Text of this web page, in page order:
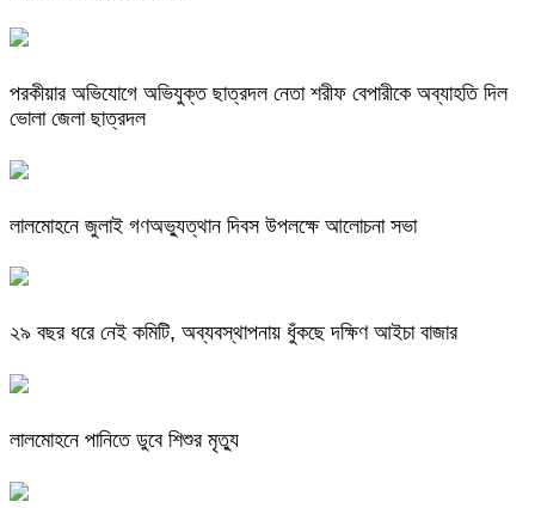
পরকীয়ার অভিযোগে অভিযুক্ত ছাত্রদল নেতা শরীফ বেপারীকে অব্যাহতি দিল
ভোলা জেলা ছাত্রদল
লালমোহনে জুলাই গণঅভ্যুত্থান দিবস উপলক্ষে আলোচনা সভা
২৯ বছর ধরে নেই কমিটি, অব্যবস্থাপনায় ধুঁকছে দক্ষিণ আইচা বাজার
লালমোহনে পানিতে ডুবে শিশুর মৃত্যু